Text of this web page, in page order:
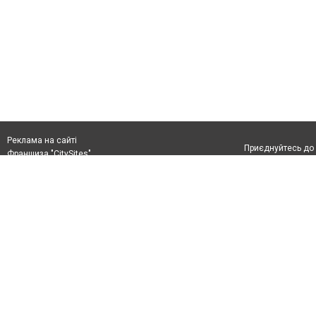
Реклама на сайті
Франшиза "CitySites"
Приєднуйтесь до